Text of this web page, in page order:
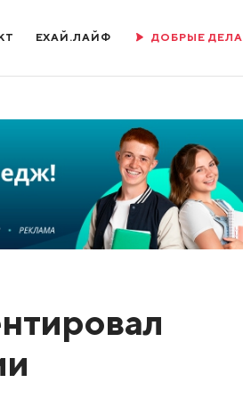
ЕХАЙ.ЛАЙФ ДОБРЫЕ ДЕЛА